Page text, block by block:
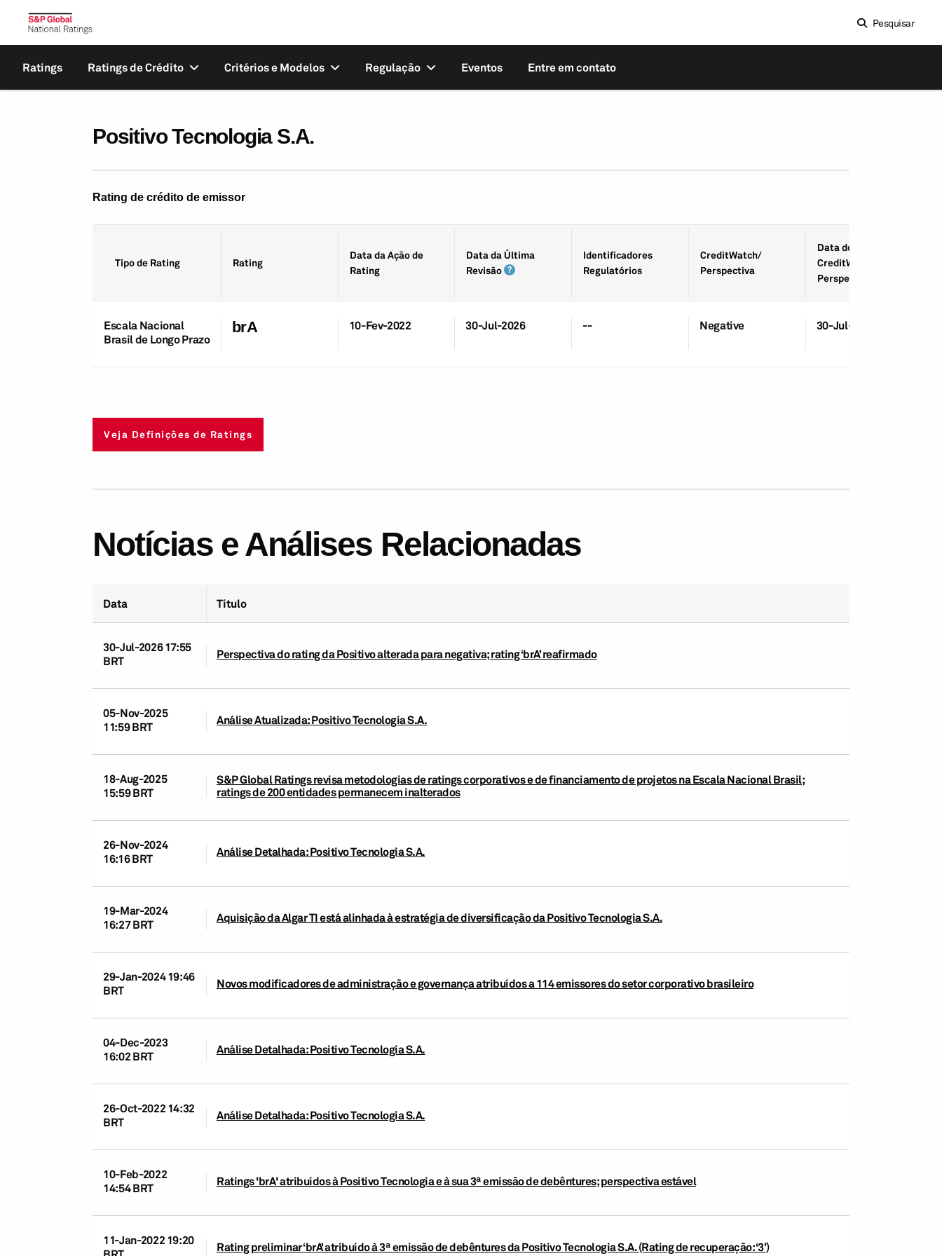
Pesquisar
Ratings Ratings de Crédito Critérios e Modelos Regulação Eventos Entre em contato
Positivo Tecnologia S.A.
Rating de crédito de emissor
Tipo de Rating Rating
Data da Ação de
Rating
Data da Última
Revisão
Identifica­dores
Regulatórios
CreditWatch/
Perspectiva
Data do
CreditWatch/
Perspectiva
Escala Nacional
Brasil de Longo Prazo
brA 10-Fev-2022 30-Jul-2026 -- Negative 30-Jul-2026
Veja Definições de Ratings
Notícias e Análises Relacionadas
Data Título
30-Jul-2026 17:55
BRT
Perspectiva do rating da Positivo alterada para negativa; rating ‘brA’ reafirmado
05-Nov-2025
11:59 BRT
Análise Atualizada: Positivo Tecnologia S.A.
18-Aug-2025
15:59 BRT
S&P Global Ratings revisa metodologias de ratings corporativos e de financiamento de projetos na Escala Nacional Brasil;
ratings de 200 entidades permanecem inalterados
26-Nov-2024
16:16 BRT
Análise Detalhada: Positivo Tecnologia S.A.
19-Mar-2024
16:27 BRT
Aquisição da Algar TI está alinhada à estratégia de diversificação da Positivo Tecnologia S.A.
29-Jan-2024 19:46
BRT
Novos modificadores de administração e governança atribuídos a 114 emissores do setor corporativo brasileiro
04-Dec-2023
16:02 BRT
Análise Detalhada: Positivo Tecnologia S.A.
26-Oct-2022 14:32
BRT
Análise Detalhada: Positivo Tecnologia S.A.
10-Feb-2022
14:54 BRT
Ratings 'brA' atribuídos à Positivo Tecnologia e à sua 3ª emissão de debêntures; perspectiva estável
11-Jan-2022 19:20
Rating preliminar ‘brA’ atribuído à 3ª emissão de debêntures da Positivo Tecnologia S.A. (Rating de recuperação: ‘3’)